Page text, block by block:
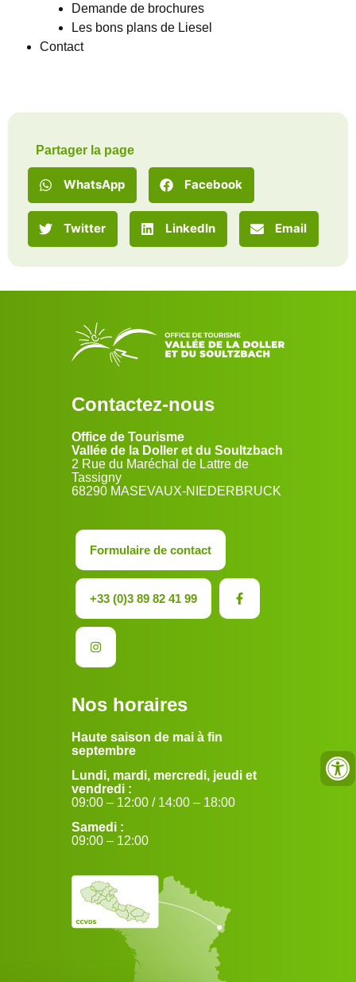
Demande de brochures
Les bons plans de Liesel
Contact
Partager la page
WhatsApp Facebook
Twitter LinkedIn Email
Contactez-nous
Office de Tourisme
Vallée de la Doller et du Soultzbach
2 Rue du Maréchal de Lattre de
Tassigny
68290 MASEVAUX-NIEDERBRUCK
Formulaire de contact
+33 (0)3 89 82 41 99
Nos horaires
Haute saison de mai à fin
septembre
Lundi, mardi, mercredi, jeudi et
vendredi :
09:00 – 12:00 / 14:00 – 18:00
Samedi :
09:00 – 12:00